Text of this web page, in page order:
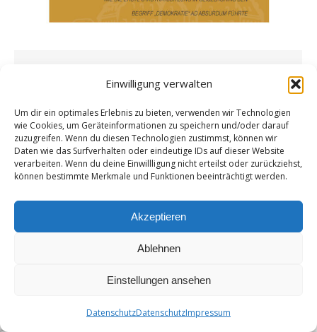
Einwilligung verwalten
Um dir ein optimales Erlebnis zu bieten, verwenden wir Technologien
wie Cookies, um Geräteinformationen zu speichern und/oder darauf
zuzugreifen. Wenn du diesen Technologien zustimmst, können wir
Daten wie das Surfverhalten oder eindeutige IDs auf dieser Website
verarbeiten. Wenn du deine Einwillligung nicht erteilst oder zurückziehst,
können bestimmte Merkmale und Funktionen beeinträchtigt werden.
Akzeptieren
Ablehnen
Einstellungen ansehen
DatenschutzDatenschutzImpressum
Wie die erste Stadtratssitzung in
Geiselhöring den Begriff „Demokratie“ ad
absurdum führte
Allgemein Von admin 15. Mai 2026
Ein ein­zi­ges Schmie­ren­thea­ter? Wie die erste
Stadt­rats­sit­zung in Gei­sel­hö­ring den Begriff
„Demo­kra­tie“ ad absur­dum führ­te Die kon­sti­
tu­ie­ren­de Sit­zung des neu­en Gei­sel­hö­rin­ger
Stadt­rats hät­te eigent­lich ein Zei­chen für einen
demo­kra­ti­schen Neu­start…